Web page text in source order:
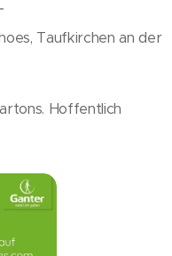
Taufkirchen an der
Hoffentlich